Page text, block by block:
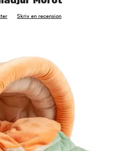
Skriv en recension